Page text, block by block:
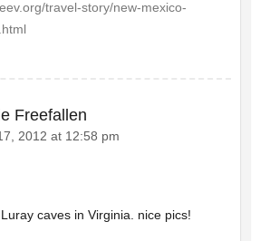
travel-story/new-mexico-
Freefallen
2012 at 12:58 pm
caves in Virginia. nice pics!